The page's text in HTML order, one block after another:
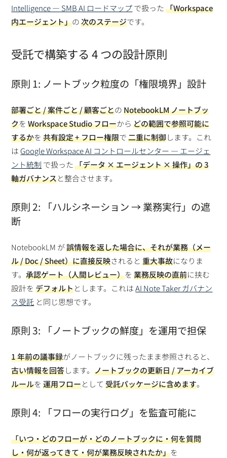
Intelligence — SMB AI ロードマップで扱った「Workspace
内エージェント」の次のステージです。
受託で構築する 4 つの設計原則
原則 1: ノートブック粒度の「権限境界」設計
部署ごと / 案件ごと / 顧客ごとのNotebookLM ノートブッ
クをWorkspace Studio フローからどの範囲で参照可能に
するかを共有設定 + フロー権限で二重に制御します。これ
は Google Workspace AI コントロールセンター — エージェ
ント統制 で扱った「データ × エージェント × 操作」の 3
軸ガバナンスと整合させます。
原則 2: 「ハルシネーション → 業務実行」の遮
断
NotebookLM が誤情報を返した場合に、それが業務（メー
ル / Doc / Sheet）に直接反映されると重大事故になりま
す。承認ゲート（人間レビュー）を業務反映の直前に挟む
設計をデフォルトとします。これはAI Note Taker ガバナン
ス受託 と同じ思想です。
原則 3: 「ノートブックの鮮度」を運用で担保
1 年前の議事録がノートブックに残ったまま参照されると、
古い情報を回答します。ノートブックの更新日 / アーカイブ
ルールを運用フローとして受託パッケージに含めます。
原則 4: 「フローの実行ログ」を監査可能に
「いつ・どのフローが・どのノートブックに・何を質問
し・何が返ってきて・何が業務反映されたか」を